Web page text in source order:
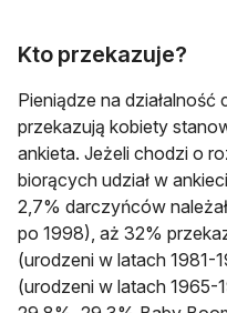
Kto przekazuje?
Pieniądze na
przekazują kobiety
ankieta. Jeżeli chodzi o
biorących udział w
2,7% darczyńców
po 1998), aż 32%
(urodzeni w latach 1981-
(urodzeni w latach 1965-